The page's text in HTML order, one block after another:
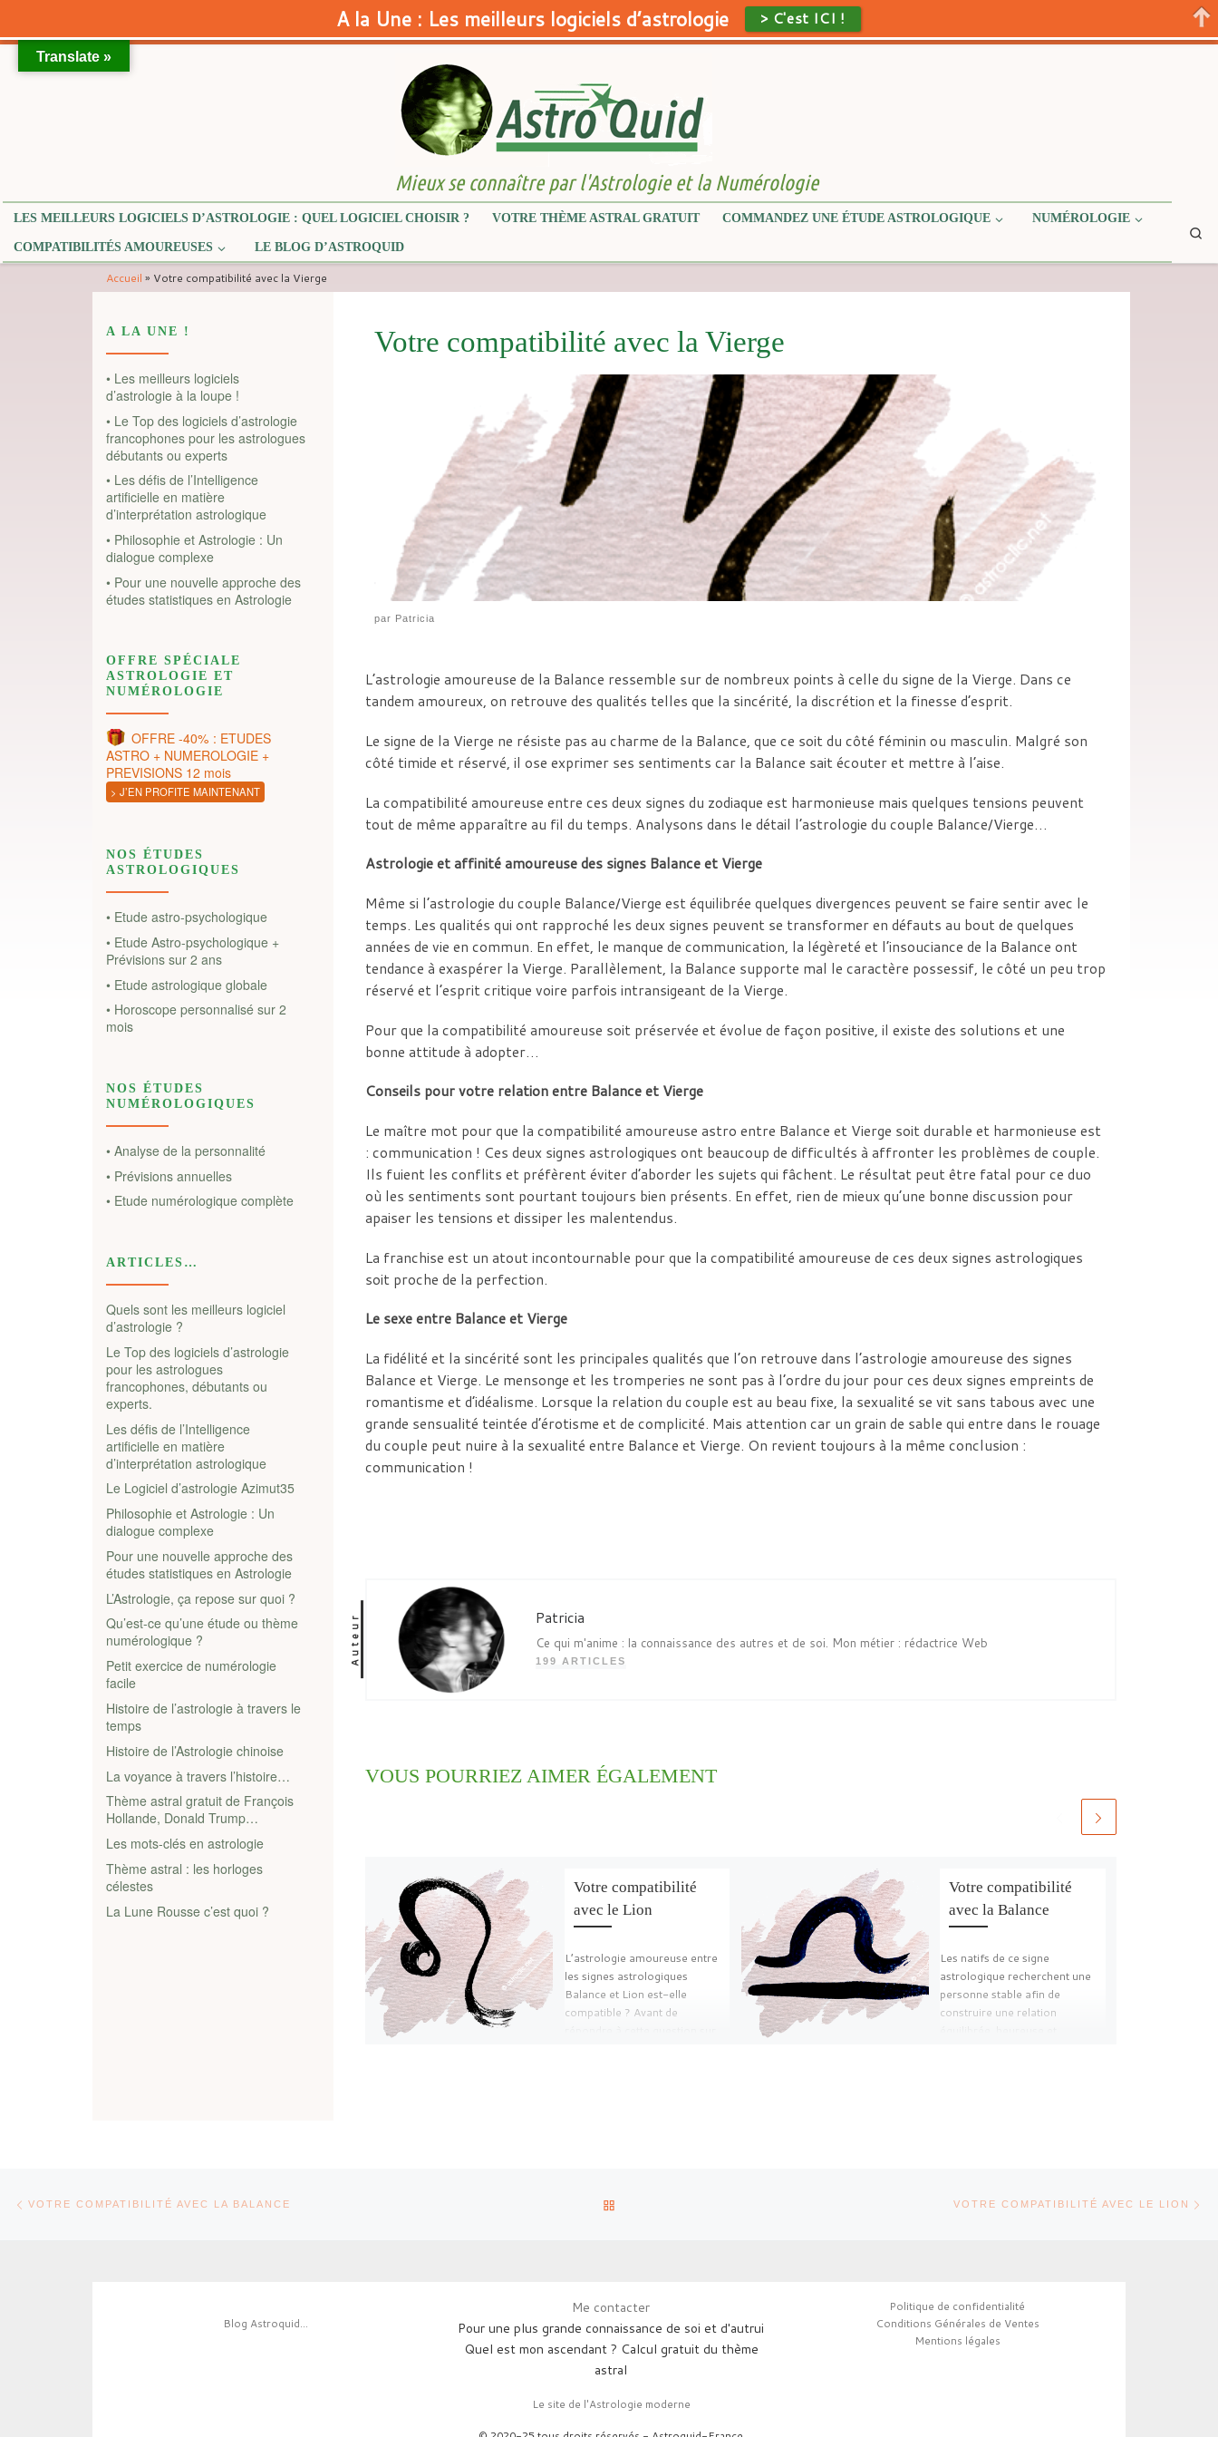
Skip to content
Mieux se connaître par l'Astrologie et la Numérologie
LES MEILLEURS LOGICIELS D’ASTROLOGIE : QUEL LOGICIEL CHOISIR ? VOTRE THÈME ASTRAL GRATUIT COMMANDEZ UNE ÉTUDE ASTROLOGIQUE
NUMÉROLOGIE
COMPATIBILITÉS AMOUREUSES
LE BLOG D’ASTROQUID
Accueil » Votre compatibilité avec la Vierge
Votre compatibilité avec la Vierge
par Patricia
L’astrologie amoureuse de la Balance ressemble sur de nombreux points à celle du signe de la Vierge. Dans ce
tandem amoureux, on retrouve des qualités telles que la sincérité, la discrétion et la finesse d’esprit.
Le signe de la Vierge ne résiste pas au charme de la Balance, que ce soit du côté féminin ou masculin. Malgré son
côté timide et réservé, il ose exprimer ses sentiments car la Balance sait écouter et mettre à l’aise.
La compatibilité amoureuse entre ces deux signes du zodiaque est harmonieuse mais quelques tensions peuvent
tout de même apparaître au fil du temps. Analysons dans le détail l’astrologie du couple Balance/Vierge…
Astrologie et affinité amoureuse des signes Balance et Vierge
Même si l’astrologie du couple Balance/Vierge est équilibrée quelques divergences peuvent se faire sentir avec le
temps. Les qualités qui ont rapproché les deux signes peuvent se transformer en défauts au bout de quelques
années de vie en commun. En effet, le manque de communication, la légèreté et l’insouciance de la Balance ont
tendance à exaspérer la Vierge. Parallèlement, la Balance supporte mal le caractère possessif, le côté un peu trop
réservé et l’esprit critique voire parfois intransigeant de la Vierge.
Pour que la compatibilité amoureuse soit préservée et évolue de façon positive, il existe des solutions et une
bonne attitude à adopter…
Conseils pour votre relation entre Balance et Vierge
Le maître mot pour que la compatibilité amoureuse astro entre Balance et Vierge soit durable et harmonieuse est
: communication ! Ces deux signes astrologiques ont beaucoup de difficultés à affronter les problèmes de couple.
Ils fuient les conflits et préfèrent éviter d’aborder les sujets qui fâchent. Le résultat peut être fatal pour ce duo
où les sentiments sont pourtant toujours bien présents. En effet, rien de mieux qu’une bonne discussion pour
apaiser les tensions et dissiper les malentendus.
La franchise est un atout incontournable pour que la compatibilité amoureuse de ces deux signes astrologiques
soit proche de la perfection.
Le sexe entre Balance et Vierge
La fidélité et la sincérité sont les principales qualités que l’on retrouve dans l’astrologie amoureuse des signes
Balance et Vierge. Le mensonge et les tromperies ne sont pas à l’ordre du jour pour ces deux signes empreints de
romantisme et d’idéalisme. Lorsque la relation du couple est au beau fixe, la sexualité se vit sans tabous avec une
grande sensualité teintée d’érotisme et de complicité. Mais attention car un grain de sable qui entre dans le rouage
du couple peut nuire à la sexualité entre Balance et Vierge. On revient toujours à la même conclusion :
communication !
Auteur Patricia
Ce qui m'anime : la connaissance des autres et de soi. Mon métier : rédactrice Web
199 ARTICLES
VOUS POURRIEZ AIMER ÉGALEMENT
Votre compatibilité
avec le Lion
L’astrologie amoureuse entre
les signes astrologiques
Balance et Lion est-elle
compatible ? Avant de
Votre compatibilité
avec la Balance
Les natifs de ce signe
astrologique recherchent une
personne stable afin de
construire une relation
A LA UNE !
• Les meilleurs logiciels
d’astrologie à la loupe !
• Le Top des logiciels d’astrologie
francophones pour les astrologues
débutants ou experts
• Les défis de l’Intelligence
artificielle en matière
d’interprétation astrologique
• Philosophie et Astrologie : Un
dialogue complexe
• Pour une nouvelle approche des
études statistiques en Astrologie
OFFRE SPÉCIALE
ASTROLOGIE ET
NUMÉROLOGIE
OFFRE -40% : ETUDES
ASTRO + NUMEROLOGIE +
PREVISIONS 12 mois
> J’EN PROFITE MAINTENANT
NOS ÉTUDES
ASTROLOGIQUES
• Etude astro-psychologique
• Etude Astro-psychologique +
Prévisions sur 2 ans
• Etude astrologique globale
• Horoscope personnalisé sur 2
mois
NOS ÉTUDES
NUMÉROLOGIQUES
• Analyse de la personnalité
• Prévisions annuelles
• Etude numérologique complète
ARTICLES…
Quels sont les meilleurs logiciel
d’astrologie ?
Le Top des logiciels d’astrologie
pour les astrologues
francophones, débutants ou
experts.
Les défis de l’Intelligence
artificielle en matière
d’interprétation astrologique
Le Logiciel d’astrologie Azimut35
Philosophie et Astrologie : Un
dialogue complexe
Pour une nouvelle approche des
études statistiques en Astrologie
L’Astrologie, ça repose sur quoi ?
Qu’est-ce qu’une étude ou thème
numérologique ?
Petit exercice de numérologie
facile
Histoire de l’astrologie à travers le
temps
Histoire de l’Astrologie chinoise
La voyance à travers l’histoire…
Thème astral gratuit de François
Hollande, Donald Trump…
Les mots-clés en astrologie
Thème astral : les horloges
célestes
La Lune Rousse c’est quoi ?
Parcourir les articles
VOTRE COMPATIBILITÉ AVEC LA BALANCE VOTRE COMPATIBILITÉ AVEC LE LION
Blog Astroquid...
Me contacter
Pour une plus grande connaissance de soi et d'autrui
Quel est mon ascendant ? Calcul gratuit du thème
astral
Le site de l'Astrologie moderne
Politique de confidentialité
Conditions Générales de Ventes
Mentions légales
Translate »
A la Une : Les meilleurs logiciels d’astrologie > C'est ICI !